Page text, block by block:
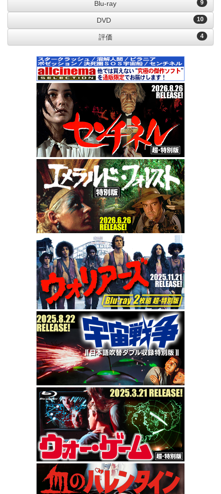
9
Blu-ray
10
DVD
4
評価